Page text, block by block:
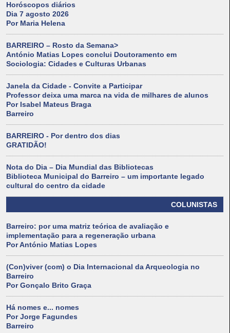
Horóscopos diários
Dia 7 agosto 2026
Por Maria Helena
BARREIRO – Rosto da Semana>
António Matias Lopes conclui Doutoramento em
Sociologia: Cidades e Culturas Urbanas
Janela da Cidade - Convite a Participar
Professor deixa uma marca na vida de milhares de alunos
Por Isabel Mateus Braga
Barreiro
BARREIRO - Por dentro dos dias
GRATIDÃO!
Nota do Dia – Dia Mundial das Bibliotecas
Biblioteca Municipal do Barreiro – um importante legado
cultural do centro da cidade
COLUNISTAS
Barreiro: por uma matriz teórica de avaliação e
implementação para a regeneração urbana
Por António Matias Lopes
(Con)viver (com) o Dia Internacional da Arqueologia no
Barreiro
Por Gonçalo Brito Graça
Há nomes e... nomes
Por Jorge Fagundes
Barreiro